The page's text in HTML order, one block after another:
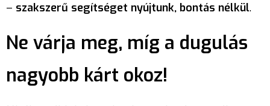
– szakszerű segítséget nyújtunk, bontás nélkül.
Ne várja meg, míg a dugulás
nagyobb kárt okoz!